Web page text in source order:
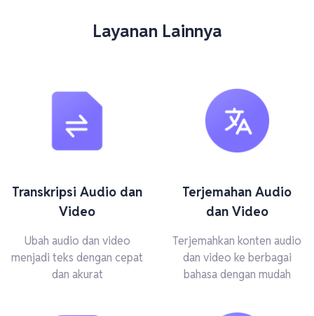
Layanan Lainnya
Transkripsi Audio dan
Video
Ubah audio dan video
menjadi teks dengan cepat
dan akurat
Terjemahan Audio
dan Video
Terjemahkan konten audio
dan video ke berbagai
bahasa dengan mudah